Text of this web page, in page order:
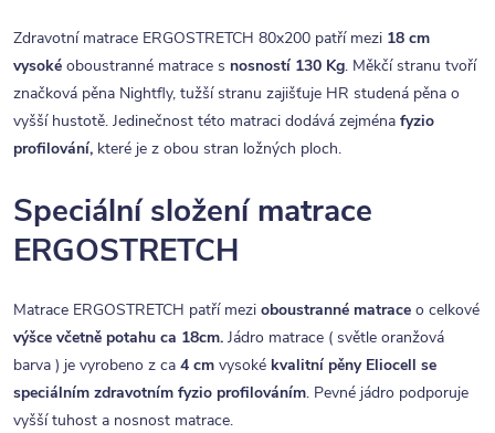
Zdravotní matrace ERGOSTRETCH 80x200 patří mezi 18 cm
vysoké oboustranné matrace s nosností 130 Kg. Měkčí stranu tvoří
značková pěna Nightfly, tužší stranu zajišťuje HR studená pěna o
vyšší hustotě. Jedinečnost této matraci dodává zejména fyzio
profilování, které je z obou stran ložných ploch.
Speciální složení matrace
ERGOSTRETCH
Matrace ERGOSTRETCH patří mezi oboustranné matrace o celkové
výšce včetně potahu ca 18cm. Jádro matrace ( světle oranžová
barva ) je vyrobeno z ca 4 cm vysoké kvalitní pěny Eliocell se
speciálním zdravotním fyzio profilováním. Pevné jádro podporuje
vyšší tuhost a nosnost matrace.